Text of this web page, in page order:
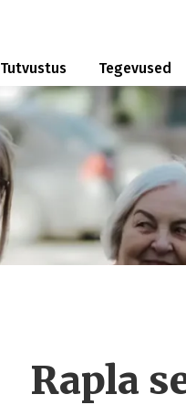
Tutvustus Tegevused
Rapla